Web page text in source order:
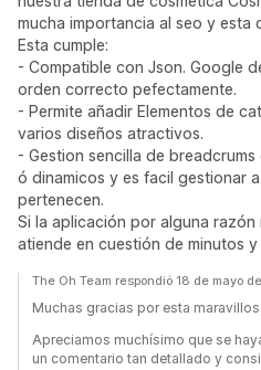
mucha importancia al seo y esta
Esta cumple:
- Compatible con Json. Google
orden correcto pefectamente.
- Permite añadir Elementos de
varios diseños atractivos.
- Gestion sencilla de
ó dinamicos y es facil gestionar
pertenecen.
Si la aplicación por alguna
atiende en cuestión de minutos
The Oh Team respondió 18 de mayo
Muchas gracias por esta
Apreciamos muchísimo que se
un comentario tan detallado y